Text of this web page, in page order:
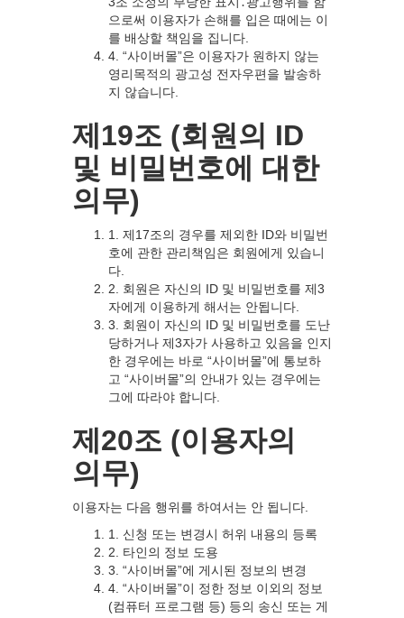
으로써 이용자가 손해를 입은 때에는 이
를 배상할 책임을 집니다.
4. “사이버몰”은 이용자가 원하지 않는
영리목적의 광고성 전자우편을 발송하
지 않습니다.
제19조 (회원의 ID
및 비밀번호에 대한
의무)
1. 제17조의 경우를 제외한 ID와 비밀번
호에 관한 관리책임은 회원에게 있습니
다.
2. 회원은 자신의 ID 및 비밀번호를 제3
자에게 이용하게 해서는 안됩니다.
3. 회원이 자신의 ID 및 비밀번호를 도난
당하거나 제3자가 사용하고 있음을 인지
한 경우에는 바로 “사이버몰”에 통보하
고 “사이버몰”의 안내가 있는 경우에는
그에 따라야 합니다.
제20조 (이용자의
의무)
이용자는 다음 행위를 하여서는 안 됩니다.
1. 신청 또는 변경시 허위 내용의 등록
2. 타인의 정보 도용
3. “사이버몰”에 게시된 정보의 변경
4. “사이버몰”이 정한 정보 이외의 정보
(컴퓨터 프로그램 등) 등의 송신 또는 게